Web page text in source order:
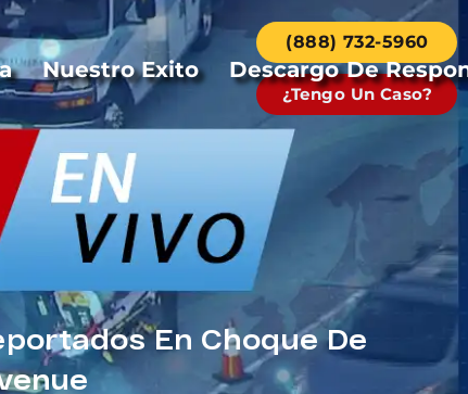
Nuestro Exito Descargo De
(888) 732-5960
¿Tengo Un Caso?
En Choque De